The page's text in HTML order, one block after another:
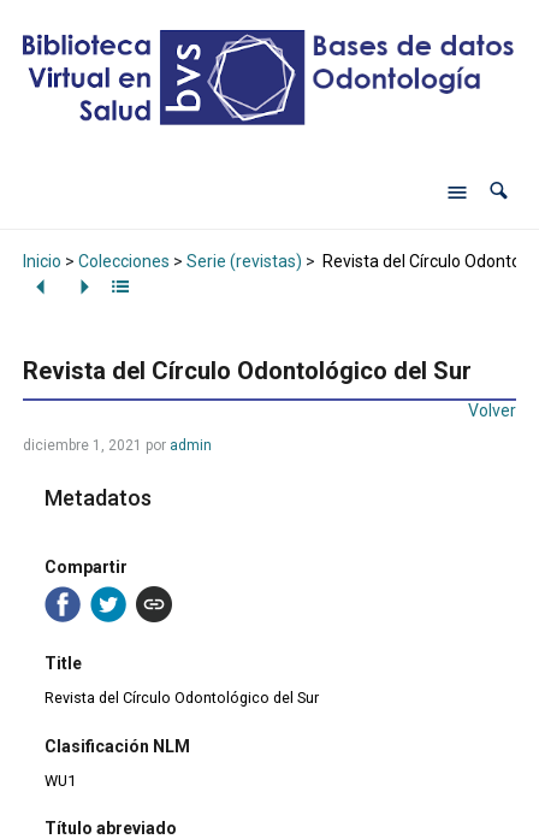
Inicio > Colecciones > Serie (revistas) > Revista del Círculo
Revista del Círculo Odontológico del Sur
Volver
diciembre 1, 2021 por admin
Metadatos
Compartir
Title
Revista del Círculo Odontológico del Sur
Clasificación NLM
WU1
Título abreviado